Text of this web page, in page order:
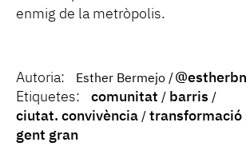
enmig de la metròpolis.
Autoria: Esther Bermejo
Etiquetes:
comunitat
barris
ciutat. convivència
transformació
gent gran